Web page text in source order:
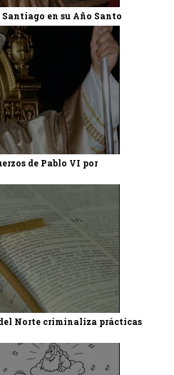
en su Año Santo
de Pablo VI por
Norte criminaliza prácticas